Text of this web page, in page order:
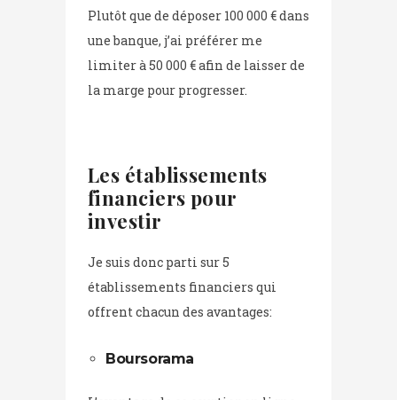
Plutôt que de déposer 100 000 € dans
une banque, j’ai préférer me
limiter à 50 000 € afin de laisser de
la marge pour progresser.
Les établissements
financiers pour
investir
Je suis donc parti sur 5
établissements financiers qui
offrent chacun des avantages:
Boursorama